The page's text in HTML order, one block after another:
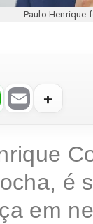
Paulo Henrique
E
ail
é
em